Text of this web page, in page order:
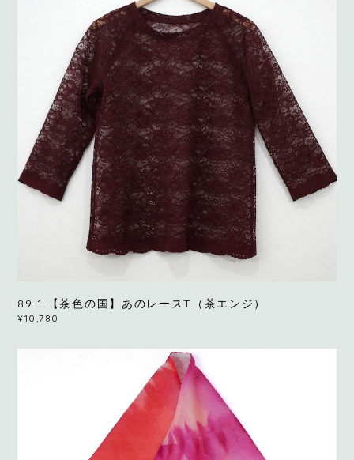
89-1.【茶色の国】あのレースT（茶エンジ）
¥10,780